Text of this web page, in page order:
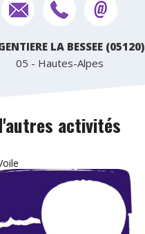
LA BESSEE (05120)
05 - Hautes-Alpes
activités